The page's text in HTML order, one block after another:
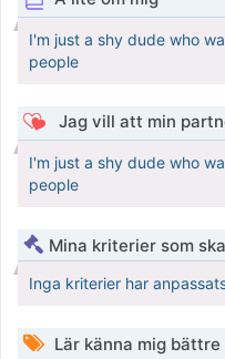
I'm just a shy dude who
people
Jag vill att min
I'm just a shy dude who
people
Mina kriterier som
Inga kriterier har
Lär känna mig bättre